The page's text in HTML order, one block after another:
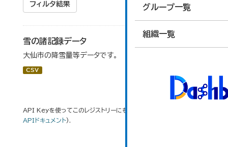
グループ一覧
組織一覧
フィルタ結果
雪の諸記録データ
大仙市の降雪量等データです。
CSV
API Keyを使ってこのレジストリーにもアクセス可能です
APIドキュメント).